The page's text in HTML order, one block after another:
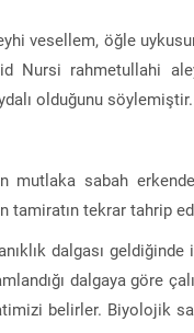
vesellem, öğle
Nursi rahmetullahi
olduğunu söylemiştir.
sabah
tamiratın tekrar tahrip
dalgası
dalgaya göre
belirler. Biyolojik